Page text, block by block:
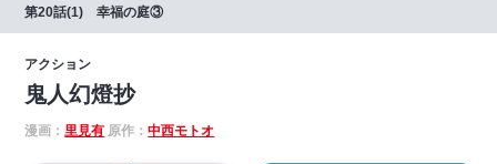
第20話(1) 幸福の庭③
アクション
鬼人幻燈抄
漫画：里見有 原作：中西モトオ